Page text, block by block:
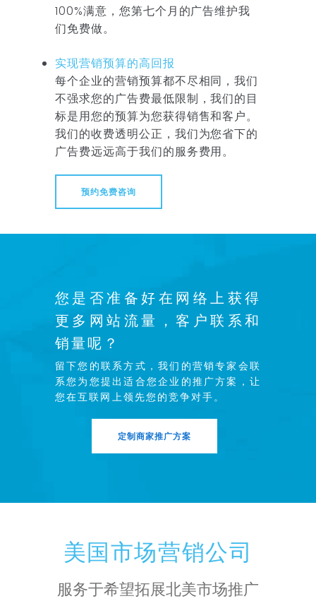
100%满意，您第七个月的广告维护我
们免费做。
实现营销预算的高回报
每个企业的营销预算都不尽相同，我们
不强求您的广告费最低限制，我们的目
标是用您的预算为您获得销售和客户。
我们的收费透明公正，我们为您省下的
广告费远远高于我们的服务费用。
预约免费咨询
您是否准备好在网络上获得
更多网站流量，客户联系和
销量呢？
留下您的联系方式，我们的营销专家会联
系您为您提出适合您企业的推广方案，让
您在互联网上领先您的竞争对手。
定制商家推广方案
美国市场营销公司
服务于希望拓展北美市场推广